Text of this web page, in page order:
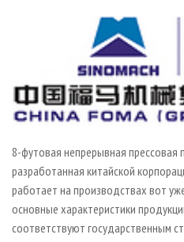
ПРОИЗВОДСТВО
ДЕРЕВЯННОЕ ДОМОСТРОЕНИЕ
ПРОИЗВОДСТВО МЕБЕЛИ
БИОЭНЕРГЕТИКА
ИНСТРУМЕНТ И МАТЕРИАЛЫ
МОБИЛЬНЫЕ ВЫСТАВКИ
ОФИЦИАЛЬНЫЕ ДЕЛЕГАЦИИ
ПРИОРИТЕТНЫЕ
RUSSIAN FORESTRY REVIEW
БИБЛИОТЕКА СПЕЦИАЛИСТА
РЕКЛАМА НА САЙТЕ
8-футовая непрерывная прессовая
разработанная китайской
работает на производствах вот
основные характеристики
соответствуют государственным